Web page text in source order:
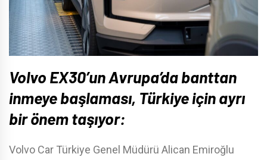
Volvo EX30’un Avrupa’da banttan
inmeye başlaması, Türkiye için ayrı
bir önem taşıyor:
Volvo Car Türkiye Genel Müdürü Alican Emiroğlu